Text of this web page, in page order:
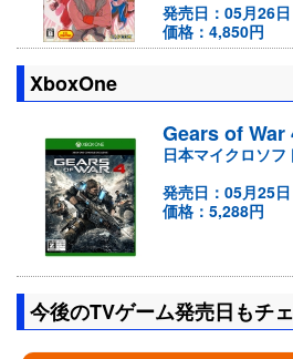
発売日：05月26日
価格：4,850円
XboxOne
Gears of War
日本マイクロソフ
発売日：05月25日
価格：5,288円
今後のTVゲーム発売日もチ